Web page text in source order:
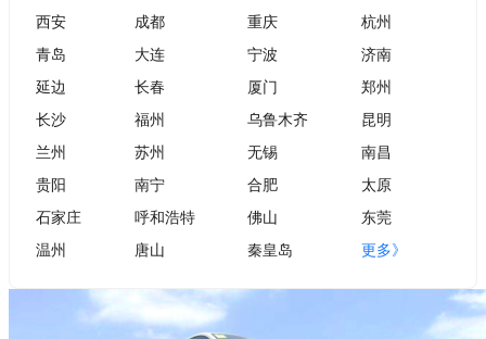
西安
成都 重庆
杭州
青岛
大连 宁波
济南
延边
长春 厦门
郑州
长沙
福州 乌鲁木齐
昆明
兰州
苏州 无锡
南昌
贵阳
南宁 合肥
太原
石家庄
呼和浩特 佛山
东莞
温州
唐山 秦皇岛 更多》